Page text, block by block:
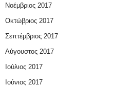
Νοέμβριος 2017
Οκτώβριος 2017
Σεπτέμβριος 2017
Αύγουστος 2017
Ιούλιος 2017
Ιούνιος 2017